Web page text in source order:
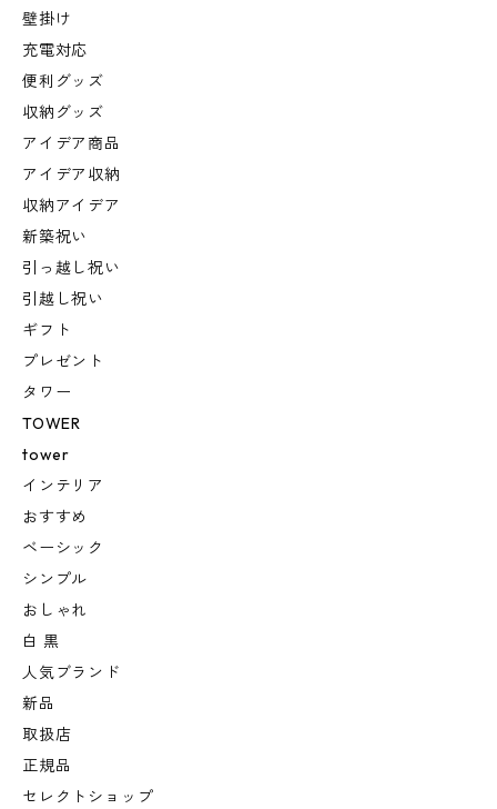
壁掛け
充電対応
便利グッズ
収納グッズ
アイデア商品
アイデア収納
収納アイデア
新築祝い
引っ越し祝い
引越し祝い
ギフト
プレゼント
タワー
TOWER
tower
インテリア
おすすめ
ベーシック
シンプル
おしゃれ
白 黒
人気ブランド
新品
取扱店
正規品
セレクトショップ